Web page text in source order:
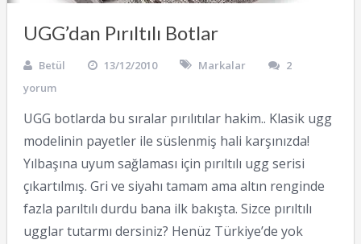
UGG’dan Pırıltılı Botlar
Betül 13/12/2010 Markalar
2
yorum
UGG botlarda bu sıralar pırılıtılar hakim.. Klasik ugg
modelinin payetler ile süslenmiş hali karşınızda!
Yılbaşına uyum sağlaması için pırıltılı ugg serisi
çıkartılmış. Gri ve siyahı tamam ama altın renginde
fazla parıltılı durdu bana ilk bakışta. Sizce pırıltılı
ugglar tutarmı dersiniz? Henüz Türkiye’de yok